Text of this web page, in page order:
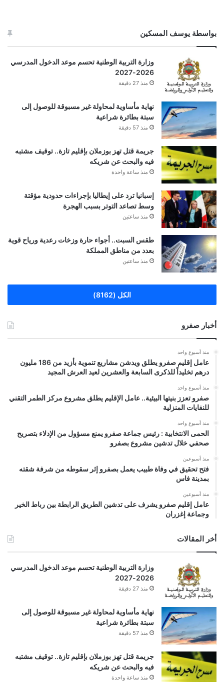
بواسطة يوسف المسكين
وزارة التربية الوطنية تحسم موعد الدخول المدرسي
2026-2027
منذ 27 دقيقة
نهاية مأساوية لمحاولة غير مسبوقة للوصول إلى
سبتة بطائرة شراعية
منذ 57 دقيقة
جريمة قتل تهز بوزملان بإقليم تازة.. توقيف مشتبه
فيه والبحث عن شريكه
منذ ساعة واحدة
إسبانيا ترد على إيطاليا بإجراءات حدودية مؤقتة
وسط تصاعد التوتر بسبب الهجرة
منذ ساعتين
طقس السبت.. أجواء حارة وزخات رعدية ورياح قوية
بعدد من مناطق المملكة
منذ ساعتين
الكل (8162)
أخبار صفرو
منذ أسبوع واحد
عامل إقليم صفرو يطلق ويدشن مشاريع تنموية بأزيد من 186 مليون
درهم تخليداً للذكرى السابعة والعشرين لعيد العرش المجيد
منذ أسبوع واحد
صفرو تعزز بنيتها البيئية.. عامل الإقليم يطلق مشروع مركز الطمر التقني
للنفايات المنزلية
منذ أسبوع واحد
الحمى الانتخابية : رئيس جماعة صفرو يمنع مسؤول من الإدلاء بتصريح
صحفي خلال تدشين مشروع بصفرو
منذ أسبوعين
فتح تحقيق في وفاة طبيب يعمل بصفرو إثر سقوطه من شرفة شقته
بمدينة فاس
منذ أسبوعين
عامل إقليم صفرو يشرف على تدشين الطريق الرابطة بين رباط الخير
وجماعة إغزران
أخر المقالات
وزارة التربية الوطنية تحسم موعد الدخول المدرسي
2026-2027
منذ 27 دقيقة
نهاية مأساوية لمحاولة غير مسبوقة للوصول إلى
سبتة بطائرة شراعية
منذ 57 دقيقة
جريمة قتل تهز بوزملان بإقليم تازة.. توقيف مشتبه
فيه والبحث عن شريكه
منذ ساعة واحدة